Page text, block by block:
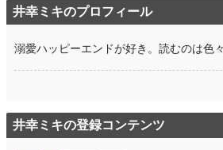
井幸ミキのプロフィール
溺愛ハッピーエンドが好き。読むのは色
井幸ミキの登録コンテンツ